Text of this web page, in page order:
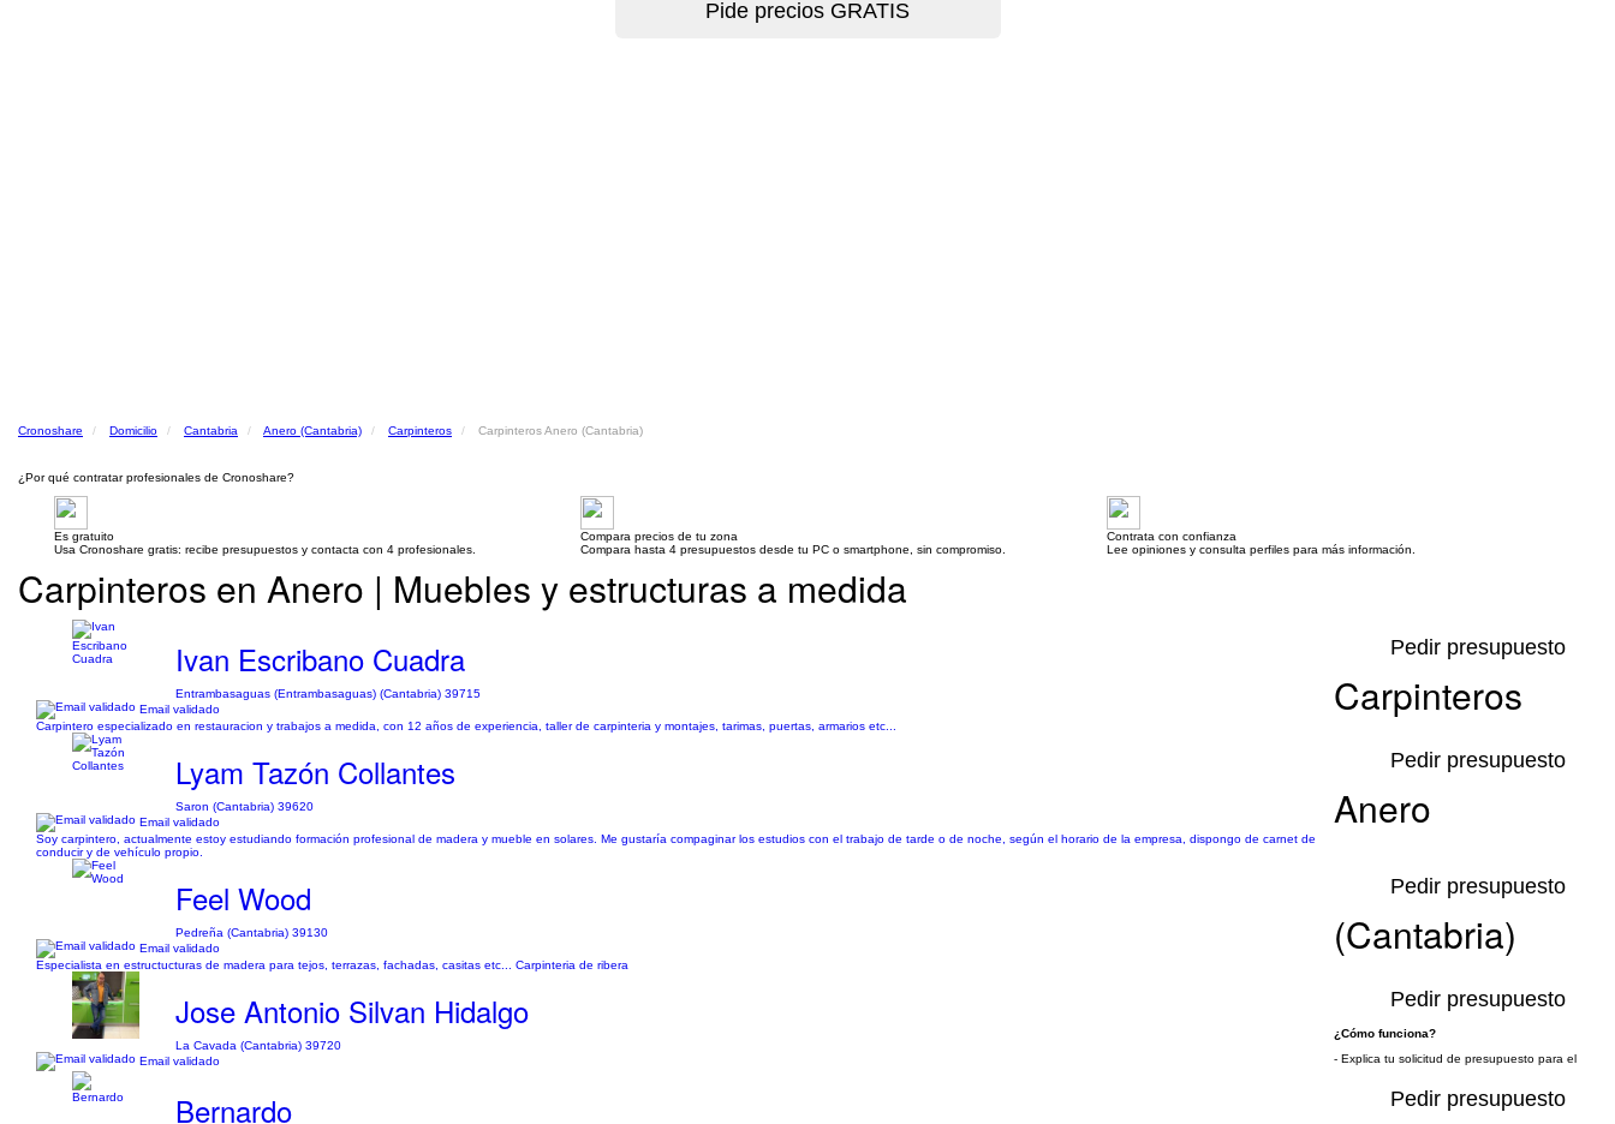
Cronoshare Domicilio Cantabria Anero (Cantabria) Carpinteros Carpinteros Anero (Cantabria)
¿Por qué contratar profesionales de Cronoshare?
Es gratuito
Usa Cronoshare gratis: recibe presupuestos y contacta con 4 profesionales.
Compara precios de tu zona
Compara hasta 4 presupuestos desde tu PC o smartphone, sin compromiso.
Contrata con confianza
Lee opiniones y consulta perfiles para más información.
Carpinteros en Anero | Muebles y estructuras a medida
Ivan Escribano Cuadra
Entrambasaguas (Entrambasaguas) (Cantabria) 39715
Email validado
Carpintero especializado en restauracion y trabajos a medida, con 12 años de experiencia, taller de carpinteria y montajes, tarimas, puertas, armarios etc...
Pedir presupuesto
Lyam Tazón Collantes
Saron (Cantabria) 39620
Email validado
Soy carpintero, actualmente estoy estudiando formación profesional de madera y mueble en solares. Me gustaría compaginar los estudios con el trabajo de tarde o de noche, según el horario de la empresa, dispongo de carnet de
conducir y de vehículo propio.
Pedir presupuesto
Feel Wood
Pedreña (Cantabria) 39130
Email validado
Especialista en estructucturas de madera para tejos, terrazas, fachadas, casitas etc... Carpinteria de ribera
Pedir presupuesto
Jose Antonio Silvan Hidalgo
La Cavada (Cantabria) 39720
Email validado
Pedir presupuesto
Bernardo Pedir presupuesto
Carpinteros
Anero
(Cantabria)
¿Cómo funciona?
- Explica tu solicitud de presupuesto para el